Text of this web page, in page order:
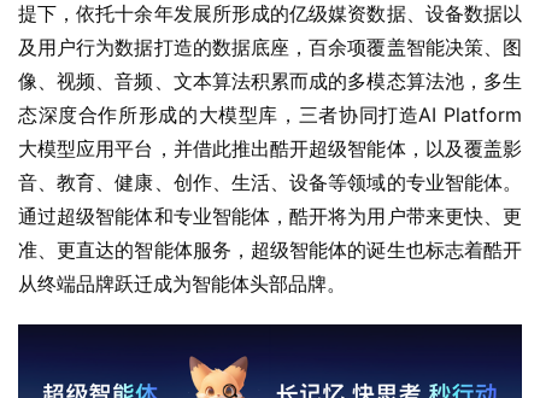
提下，依托十余年发展所形成的亿级媒资数据、设备数据以
及用户行为数据打造的数据底座，百余项覆盖智能决策、图
像、视频、音频、文本算法积累而成的多模态算法池，多生
态深度合作所形成的大模型库，三者协同打造AI Platform
大模型应用平台，并借此推出酷开超级智能体，以及覆盖影
音、教育、健康、创作、生活、设备等领域的专业智能体。
通过超级智能体和专业智能体，酷开将为用户带来更快、更
准、更直达的智能体服务，超级智能体的诞生也标志着酷开
从终端品牌跃迁成为智能体头部品牌。